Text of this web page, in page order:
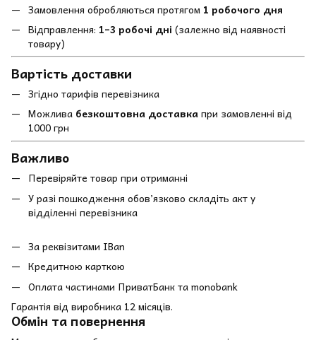
Замовлення обробляються протягом 1 робочого дня
Відправлення: 1–3 робочі дні (залежно від наявності
товару)
Вартість доставки
Згідно тарифів перевізника
Можлива безкоштовна доставкапри замовленні від
1000 грн
Важливо
Перевіряйте товар при отриманні
У разі пошкодження обов’язково складіть акт у
відділенні перевізника
За реквізитами IBan
Кредитною карткою
Оплата частинами ПриватБанк та monobank
Гарантія від виробника 12 місяців.
Обмін та повернення